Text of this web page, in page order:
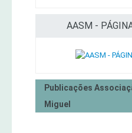
AASM -
Publicações
Miguel